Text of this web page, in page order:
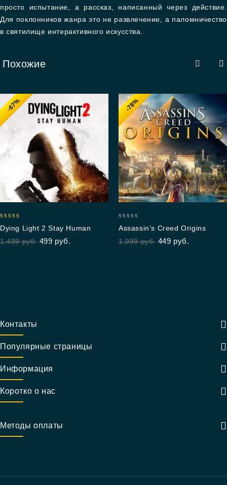
просто испытание, а рассказ, написанный через действие.
Для поклонников жанра это не развлечение, а паломничество
в святилище интерактивного искусства.
Похожие
-67%
out of 5
Dying Light 2 Stay Human
1,499руб. 499 руб.
-78%
out
of
Assassin’s Creed Origins
1,999руб. 449 руб.
Контакты
Популярные страницы
Информация
Коротко о нас
Методы оплаты